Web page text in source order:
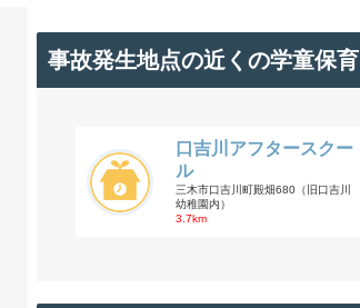
事故発生地点の近くの学童保育
口吉川アフタースクー
ル
三木市口吉川町殿畑680（旧口吉川
幼稚園内）
3.7km